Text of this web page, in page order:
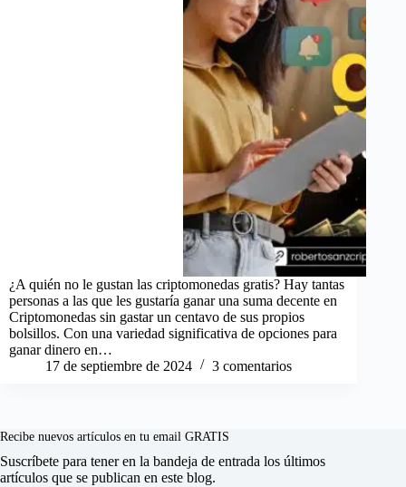
¿A quién no le gustan las criptomonedas gratis? Hay tantas
personas a las que les gustaría ganar una suma decente en
Criptomonedas sin gastar un centavo de sus propios
bolsillos. Con una variedad significativa de opciones para
ganar dinero en…
17 de septiembre de 2024
3 comentarios
Recibe nuevos artículos en tu email GRATIS
Suscríbete para tener en la bandeja de entrada los últimos
artículos que se publican en este blog.